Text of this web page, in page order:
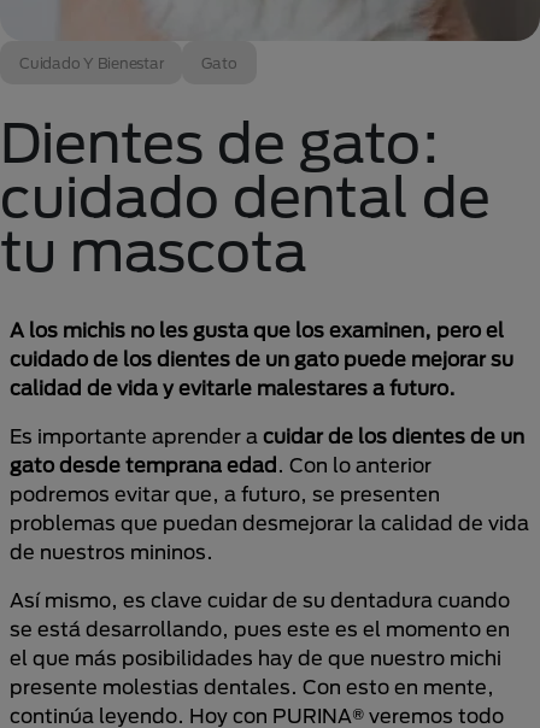
Cuidado Y Bienestar Gato
Dientes de gato:
cuidado dental de
tu mascota
A los michis no les gusta que los examinen, pero el
cuidado de los dientes de un gato puede mejorar su
calidad de vida y evitarle malestares a futuro.
Es importante aprender a cuidar de los dientes de un
gato desde temprana edad. Con lo anterior
podremos evitar que, a futuro, se presenten
problemas que puedan desmejorar la calidad de vida
de nuestros mininos.
Así mismo, es clave cuidar de su dentadura cuando
se está desarrollando, pues este es el momento en
el que más posibilidades hay de que nuestro michi
presente molestias dentales. Con esto en mente,
continúa leyendo. Hoy con PURINA® veremos todo